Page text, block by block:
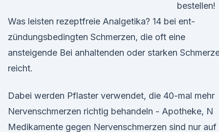
bestellen!
Was leisten rezeptfreie Analgetika? 14 bei ent-
zündungsbedingten Schmerzen, die oft eine
ansteigende Bei anhaltenden oder starken
reicht.
Dabei werden Pflaster verwendet, die 40-mal mehr
Nervenschmerzen richtig behandeln - Apotheke, N
Medikamente gegen Nervenschmerzen sind nur auf